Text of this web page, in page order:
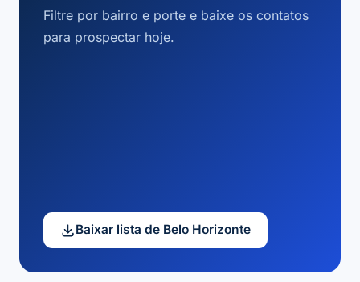
Filtre por bairro e porte e baixe os contatos
para prospectar hoje.
Baixar lista de Belo Horizonte